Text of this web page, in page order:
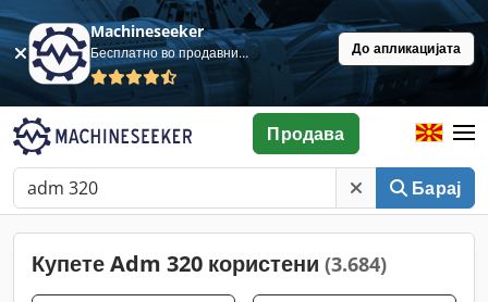
Machineseeker
Бесплатно во продавница До апликацијата
Барај
Продава
Купете Adm 320 користени (3.684)